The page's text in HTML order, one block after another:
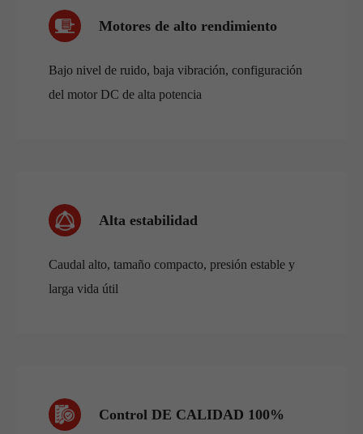
Motores de alto rendimiento
Bajo nivel de ruido, baja vibración, configuración
del motor DC de alta potencia
Alta estabilidad
Caudal alto, tamaño compacto, presión estable y
larga vida útil
Control DE CALIDAD 100%